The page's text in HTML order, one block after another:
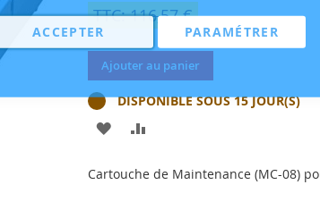
ACCEPTER PARAMÉTRER
TTC: 116,57 €
Ajouter au panier
DISPONIBLE SOUS 15 JOUR(S)
AJOUTER
Cartouche de Maintenance (MC-08)